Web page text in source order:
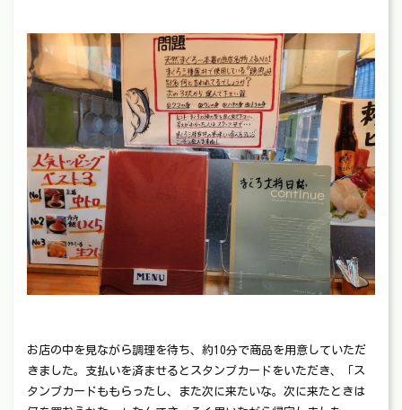
お店の中を見ながら調理を待ち、約10分で商品を用意していただ
きました。支払いを済ませるとスタンプカードをいただき、「ス
タンプカードももらったし、また次に来たいな。次に来たときは